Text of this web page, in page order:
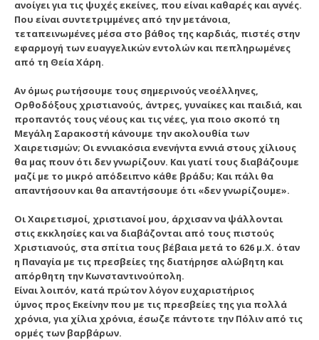
ανοίγει για τις ψυχές εκείνες, που είναι καθαρές και αγνές.
Που είναι συντετριμμένες από την μετάνοια,
τεταπεινωμένες μέσα στο βάθος της καρδιάς, πιστές στην
εφαρμογή των ευαγγελικών εντολών και πεπληρωμένες
από τη Θεία Χάρη.
Αν όμως ρωτήσουμε τους σημερινούς νεοέλληνες,
Ορθοδόξους χριστιανούς, άντρες, γυναίκες και παιδιά, και
προπαντός τους νέους και τις νέες, για ποιο σκοπό τη
Μεγάλη Σαρακοστή κάνουμε την ακολουθία των
Χαιρετισμών; Οι εννιακόσια ενενήντα εννιά στους χίλιους
θα μας πουν ότι δεν γνωρίζουν. Και γιατί τους διαβάζουμε
μαζί με το μικρό απόδειπνο κάθε βράδυ; Και πάλι θα
απαντήσουν και θα απαντήσουμε ότι «δεν γνωρίζουμε».
Οι Χαιρετισμοί, χριστιανοί μου, άρχισαν να ψάλλονται
στις εκκλησίες και να διαβάζονται από τους πιστούς
Χριστιανούς, στα σπίτια τους βέβαια μετά το 626 μ.Χ. όταν
η Παναγία με τις πρεσβείες της διατήρησε αλώβητη και
απόρθητη την Κωνσταντινούπολη.
Είναι λοιπόν, κατά πρώτον λόγον ευχαριστήριος
ύμνος προς Εκείνην που με τις πρεσβείες της για πολλά
χρόνια, για χίλια χρόνια, έσωζε πάντοτε την Πόλιν από τις
ορμές των βαρβάρων.